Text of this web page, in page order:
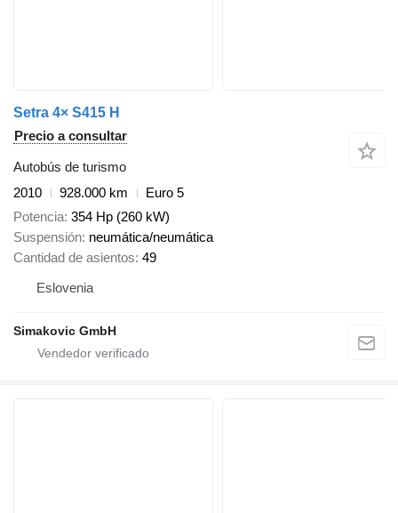
Setra 4× S415 H
Precio a consultar
Autobús de turismo
2010
928.000 km
Euro 5
Potencia 354 Hp (260 kW)
Suspensión neumática/neumática
Cantidad de asientos 49
Eslovenia
Simakovic GmbH